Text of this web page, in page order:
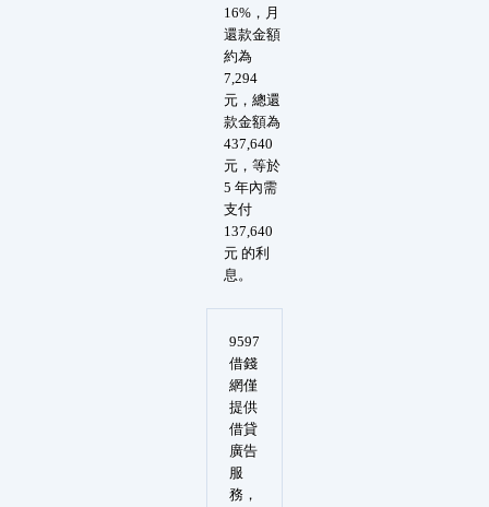
16%，月
還款金額
約為
7,294
元，總還
款金額為
437,640
元，等於
5 年內需
支付
137,640
元 的利
息。
9597
借錢
網僅
提供
借貸
廣告
服
務，